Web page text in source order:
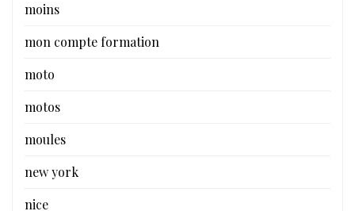
moins
mon compte formation
moto
motos
moules
new york
nice